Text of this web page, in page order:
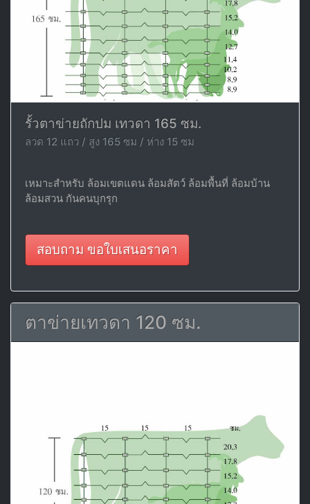
รั้วตาข่ายถักปม เทวดา 165 ซม.
ลวด 12 แถว / สูง 165 ซม / ห่าง 15 ซม
เหมาะสำหรับ ล้อมเขตแดน ล้อมสัตว์ ล้อมพื้นที่ ล้อมบ้าน
ล้อมสวน กันคนบุกรุก
สอบถาม ขอใบเสนอราคา
ตาข่ายเทวดา 120 ซม.